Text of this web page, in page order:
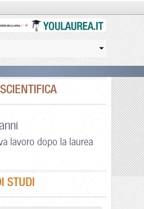
lavoro dopo la laurea
STUDI